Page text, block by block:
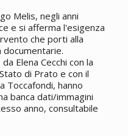
Melis, negli anni
e si afferma l'esigenza
che porti alla
documentarie.
Elena Cecchi con la
di Prato e con il
Toccafondi, hanno
banca dati/immagini
anno, consultabile